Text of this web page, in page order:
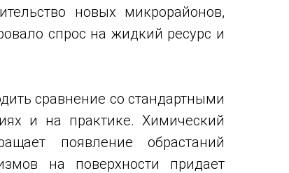
новых микрорайонов,
спрос на жидкий ресурс и
сравнение со стандартными
и на практике. Химический
появление обрастаний
на поверхности придает